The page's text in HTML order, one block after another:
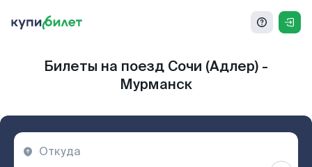
Билеты на поезд Сочи (Адлер) -
Мурманск